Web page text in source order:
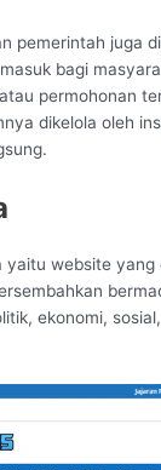
pemerintah juga
bagi
permohonan
dikelola oleh
yaitu website yang
ekonomi,